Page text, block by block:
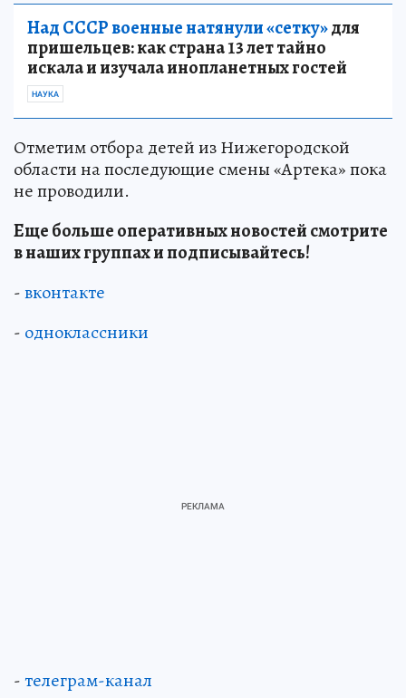
Над СССР военные натянули «сетку»для
пришельцев: как страна 13 лет тайно
искала и изучала инопланетных гостей
НАУКА
Отметим отбора детей из Нижегородской
области на последующие смены «Артека» пока
не проводили.
Еще больше оперативных новостей смотрите
в наших группах и подписывайтесь!
-вконтакте
- одноклассники
-телеграм-канал